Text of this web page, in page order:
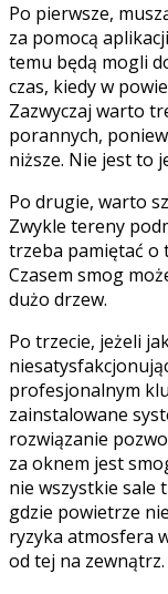
Po pierwsze,
za pomocą
temu będą mogli
czas, kiedy w
Zazwyczaj warto
porannych,
niższe. Nie jest to
Po drugie, warto
Zwykle tereny
trzeba pamiętać o
Czasem smog
dużo drzew.
Po trzecie, jeżeli
profesjonalnym
zainstalowane
rozwiązanie
za oknem jest
nie wszystkie sale
gdzie powietrze
ryzyka atmosfera
od tej na